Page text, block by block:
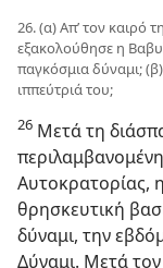
26. (α) Απ’ τον καιρό
εξακολούθησε η
παγκόσμια δύναμι;
ιππεύτριά του;
26 Μετά τη
Αυτοκρατορίας,
θρησκευτική
δύναμι, την
Δύναμι. Μετά